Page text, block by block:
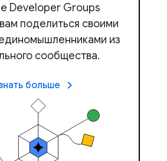
Developer Groups
поделиться своими
из
сообщества.
больше keyboard_arrow_right